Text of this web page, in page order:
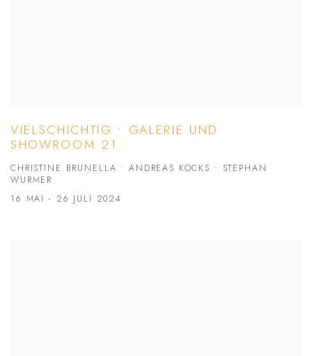
VIELSCHICHTIG • GALERIE UND
SHOWROOM 21
CHRISTINE BRUNELLA • ANDREAS KOCKS • STEPHAN
WURMER
16 MAI - 26 JULI 2024